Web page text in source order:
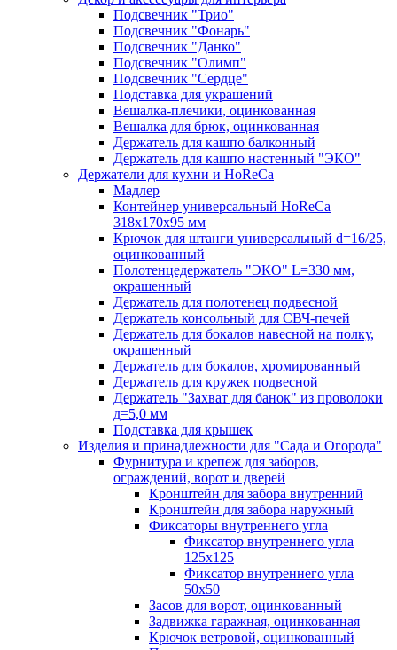
Подсвечник "Трио"
Подсвечник "Фонарь"
Подсвечник "Данко"
Подсвечник "Олимп"
Подсвечник "Сердце"
Подставка для украшений
Вешалка-плечики, оцинкованная
Вешалка для брюк, оцинкованная
Держатель для кашпо балконный
Держатель для кашпо настенный "ЭКО"
Держатели для кухни и HoReCa
Мадлер
Контейнер универсальный HoReCa
318х170х95 мм
Крючок для штанги универсальный d=16/25,
оцинкованный
Полотенцедержатель "ЭКО" L=330 мм,
окрашенный
Держатель для полотенец подвесной
Держатель консольный для СВЧ-печей
Держатель для бокалов навесной на полку,
окрашенный
Держатель для бокалов, хромированный
Держатель для кружек подвесной
Держатель "Захват для банок" из проволоки
д=5,0 мм
Подставка для крышек
Изделия и принадлежности для "Сада и Огорода"
Фурнитура и крепеж для заборов,
ограждений, ворот и дверей
Кронштейн для забора внутренний
Кронштейн для забора наружный
Фиксаторы внутреннего угла
Фиксатор внутреннего угла
125х125
Фиксатор внутреннего угла
50х50
Засов для ворот, оцинкованный
Задвижка гаражная, оцинкованная
Крючок ветровой, оцинкованный